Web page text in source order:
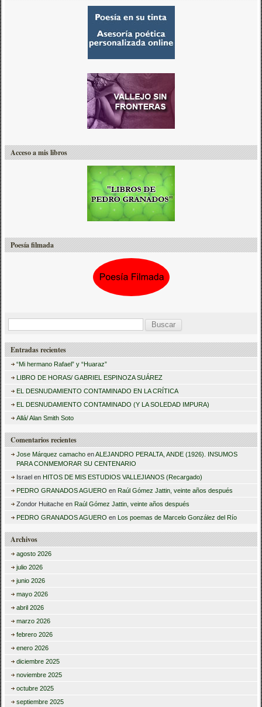
Acceso a mis libros
Poesía filmada
s
r
Entradas recientes
“Mi hermano Rafael” y “Huaraz”
LIBRO DE HORAS/ GABRIEL ESPINOZA SUÁREZ
EL DESNUDAMIENTO CONTAMINADO EN LA CRÍTICA
EL DESNUDAMIENTO CONTAMINADO (Y LA SOLEDAD IMPURA)
Allá/ Alan Smith Soto
Comentarios recientes
Jose Márquez camacho enALEJANDRO PERALTA, ANDE (1926). INSUMOS
PARA CONMEMORAR SU CENTENARIO
Israel en HITOS DE MIS ESTUDIOS VALLEJIANOS (Recargado)
PEDRO GRANADOS AGUERO en Raúl Gómez Jattin, veinte años después
Zondor Huitache en Raúl Gómez Jattin, veinte años después
PEDRO GRANADOS AGUERO en Los poemas de Marcelo González del Río
Archivos
agosto 2026
julio 2026
junio 2026
mayo 2026
abril 2026
marzo 2026
febrero 2026
enero 2026
diciembre 2025
noviembre 2025
octubre 2025
septiembre 2025